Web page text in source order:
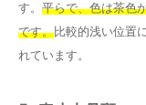
す。 平らで、色は茶色
です。比較的浅い位置
れています。